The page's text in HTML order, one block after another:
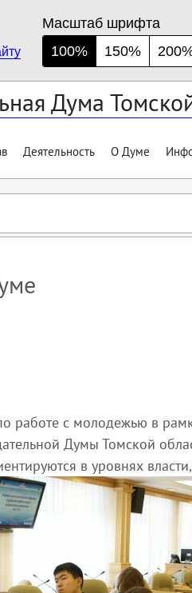
Масштаб шрифта
100%
150%
Дума
Деятельность О Думе
работе с молодежью в
Думы Томской
в уровнях